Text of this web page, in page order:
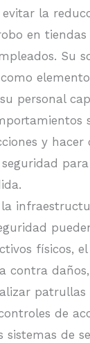
la
en
Su
personal
y
físicos,
contra
patrullas
de
sistemas de